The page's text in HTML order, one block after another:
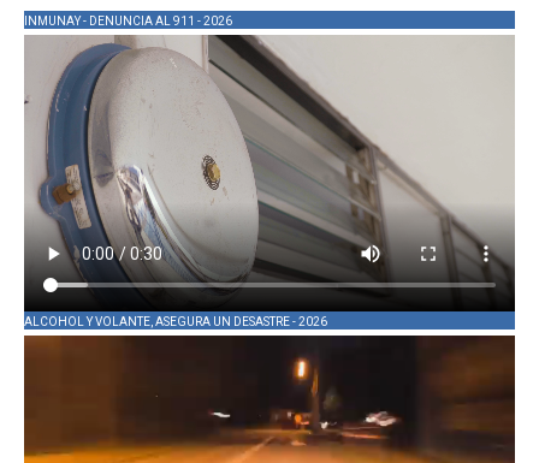
INMUNAY - DENUNCIA AL 911 - 2026
ALCOHOL Y VOLANTE, ASEGURA UN DESASTRE - 2026